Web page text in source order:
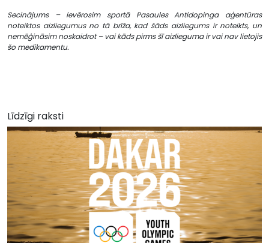
Secinājums – ievērosim sportā Pasaules Antidopinga aģentūras
noteiktos aizliegumus no tā brīža, kad šāds aizliegums ir noteikts, un
nemēģināsim noskaidrot – vai kāds pirms šī aizlieguma ir vai nav lietojis
šo medikamentu.
Līdzīgi raksti